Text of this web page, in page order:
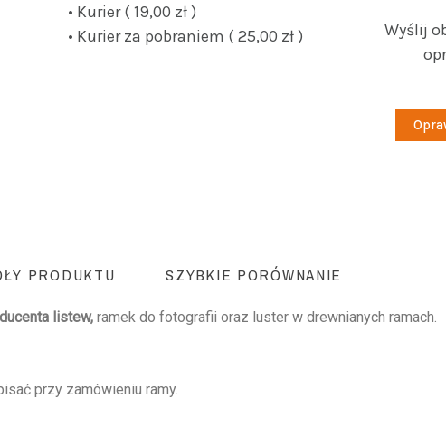
• Kurier ( 19,00 zł )
• Kurier za pobraniem ( 25,00 zł )
Wyślij
PRODUKTU SZYBKIE PORÓWNANIE
listew, ramek do fotografii oraz luster w drewnianych ramach.
przy zamówieniu ramy.